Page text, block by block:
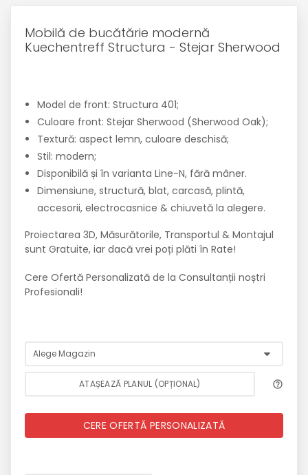
Mobilă de bucătărie modernă
Kuechentreff Structura - Stejar Sherwood
Model de front: Structura 401;
Culoare front: Stejar Sherwood (Sherwood Oak);
Textură: aspect lemn, culoare deschisă;
Stil: modern;
Disponibilă și în varianta Line-N, fără mâner.
Dimensiune, structură, blat, carcasă, plintă,
accesorii, electrocasnice & chiuvetă la alegere.
Proiectarea 3D, Măsurătorile, Transportul & Montajul
sunt Gratuite, iar dacă vrei poți plăti în Rate!
Cere Ofertă Personalizată de la Consultanții noștri
Profesionali!
ATAȘEAZĂ PLANUL (OPȚIONAL)
CERE OFERTĂ PERSONALIZATĂ